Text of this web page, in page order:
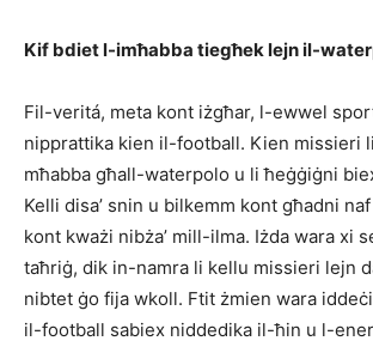
Kif bdiet l-imħabba tiegħek lejn il-
Fil-veritá, meta kont iżgħar, l-ewwel
nipprattika kien il-football. Kien missieri
mħabba għall-waterpolo u li ħeġġiġni
Kelli disa’ snin u bilkemm kont għadni
kont kważi nibża’ mill-ilma. Iżda wara xi
taħriġ, dik in-namra li kellu missieri lejn
nibtet ġo fija wkoll. Ftit żmien wara
il-football sabiex niddedika il-ħin u l-